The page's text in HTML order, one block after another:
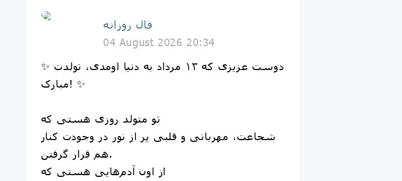
فال روزانه
04 August 2026 20:34
✨ دوست عزیزی که ۱۳ مرداد به دنیا اومدی، تولدت
مبارک! ✨
تو متولد روزی هستی که
شجاعت، مهربانی و قلبی پر از نور در وجودت کنار
هم قرار گرفتن.
از اون آدم‌هایی هستی که